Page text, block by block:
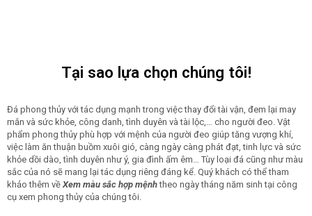
Tại sao lựa chọn chúng tôi!
Đá phong thủy với tác dụng mạnh trong việc thay đổi tài vận, đem lại may
mắn và sức khỏe, công danh, tình duyên và tài lộc,… cho người đeo. Vật
phẩm phong thủy phù hợp với mệnh của người đeo giúp tăng vượng khí,
việc làm ăn thuận buồm xuôi gió, càng ngày càng phát đạt, tinh lực và sức
khỏe dồi dào, tình duyên như ý, gia đình ấm êm… Tùy loại đá cũng như màu
sắc của nó sẽ mang lại tác dụng riêng đáng kể. Quý khách có thể tham
khảo thêm về Xem màu sắc hợp mệnhtheo ngày tháng năm sinh tại công
cụ xem phong thủy của chúng tôi.